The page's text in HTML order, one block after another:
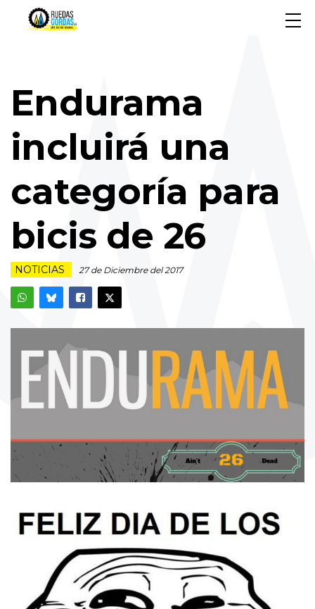
Endurama
incluirá una
categoría para
bicis de 26
NOTICIAS 27 de Diciembre del 2017